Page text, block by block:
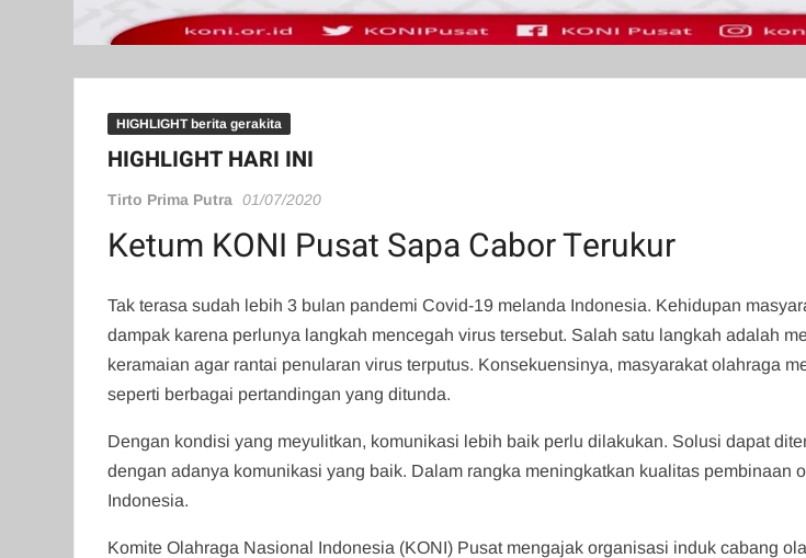
HIGHLIGHT berita gerakita
HIGHLIGHT HARI INI
Tirto Prima Putra 01/07/2020
Ketum KONI Pusat Sapa Cabor Terukur
Tak terasa sudah lebih 3 bulan pandemi Covid-19 melanda Indonesia. Kehidupan
dampak karena perlunya langkah mencegah virus tersebut. Salah satu langkah adalah
keramaian agar rantai penularan virus terputus. Konsekuensinya, masyarakat olahraga
seperti berbagai pertandingan yang ditunda.
Dengan kondisi yang meyulitkan, komunikasi lebih baik perlu dilakukan. Solusi dapat
dengan adanya komunikasi yang baik. Dalam rangka meningkatkan kualitas pembinaan
Indonesia.
Komite Olahraga Nasional Indonesia (KONI) Pusat mengajak organisasi induk cabang